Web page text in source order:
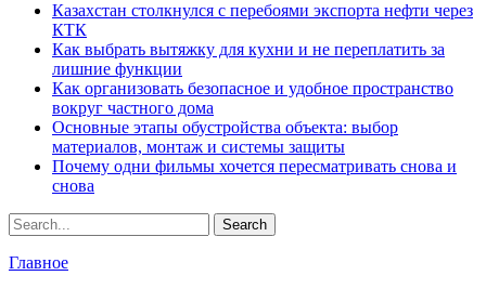
Казахстан столкнулся с перебоями экспорта нефти через
КТК
Как выбрать вытяжку для кухни и не переплатить за
лишние функции
Как организовать безопасное и удобное пространство
вокруг частного дома
Основные этапы обустройства объекта: выбор
материалов, монтаж и системы защиты
Почему одни фильмы хочется пересматривать снова и
снова
Главное